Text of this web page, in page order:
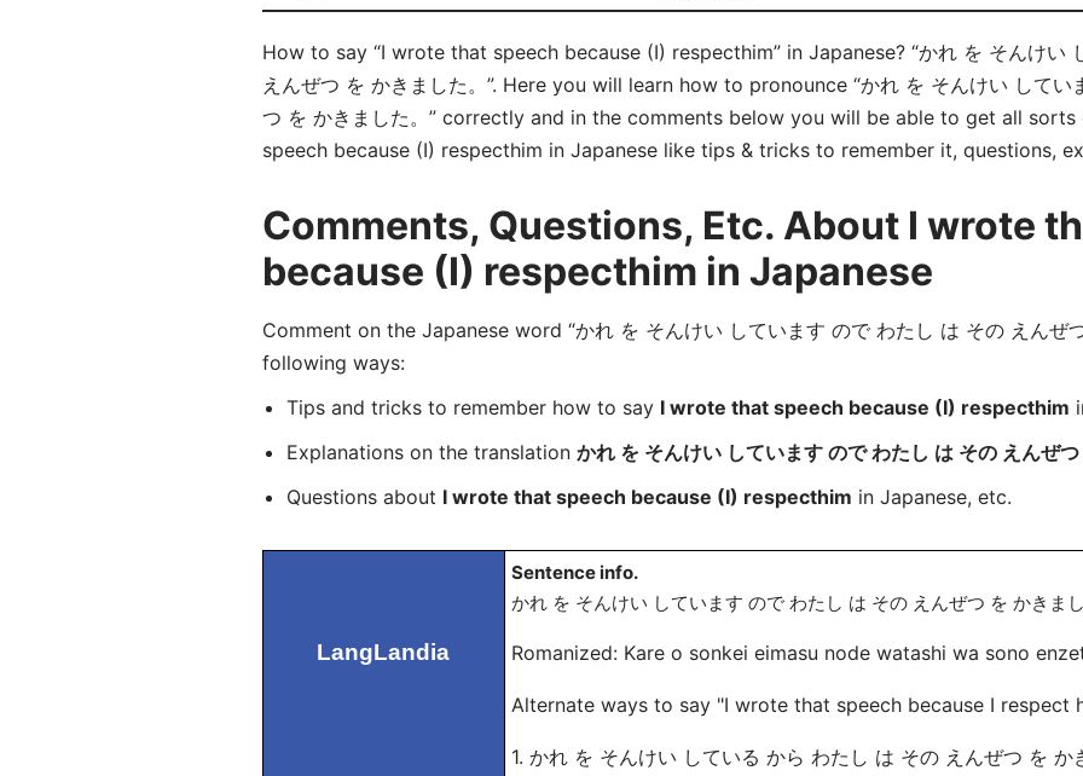
How to say “I wrote that speech because (I) respecthim” in Japanese? “かれ を そんけい
えんぜつ を かきました。”. Here you will learn how to pronounce “かれ を そんけい してい
つ を かきました。” correctly and in the comments below you will be able to get all
speech because (I) respecthim in Japanese like tips & tricks to remember it, questions,
Comments, Questions, Etc. About I wrote
because (I) respecthim in Japanese
Comment on the Japanese word “かれ を そんけい しています ので わたし は その えんぜ
following ways:
Tips and tricks to remember how to say I wrote that speech because (I) respecthim
Explanations on the translation かれ を そんけい しています ので わたし は その えんぜ
Questions about I wrote that speech because (I) respecthim in Japanese, etc.
LangLandia
Sentence info.
かれ を そんけい しています ので わたし は その えんぜつ を かきま
Romanized: Kare o sonkei eimasu node watashi wa sono
Alternate ways to say "I wrote that speech because I respect
1. かれ を そんけい している から わたし は その えんぜつ を か